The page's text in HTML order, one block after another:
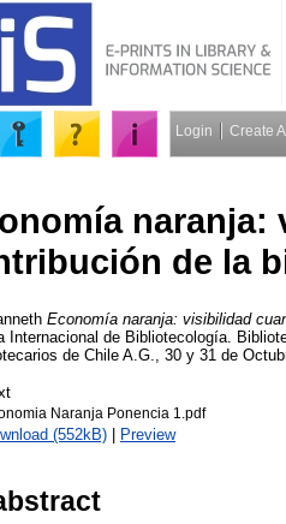
Login Create
de la
Economía naranja: visibilidad
Internacional de Bibliotecología.
de Chile A.G., 30 y 31 de
Naranja Ponencia 1.pdf
(552kB) | Preview